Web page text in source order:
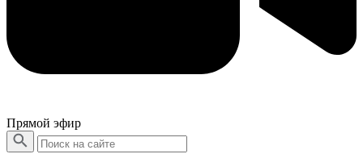
Прямой эфир